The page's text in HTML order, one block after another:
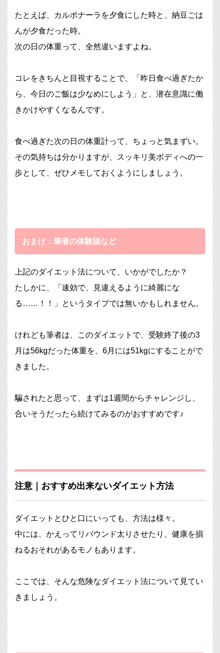
たとえば、カルボナーラを夕食にした時と、納豆ごは
んが夕食だった時。
次の日の体重って、全然違いますよね。
コレをきちんと目視することで、「昨日食べ過ぎたか
ら、今日のご飯は少なめにしよう」と、潜在意識に働
きかけやすくなるんです。
食べ過ぎた次の日の体重計って、ちょっと気まずい。
その気持ちは分かりますが、スッキリ美ボディへの一
歩として、ぜひメモしておくようにしましょう。
おまけ：筆者の体験談など
上記のダイエット法について、いかがでしたか？
たしかに、「速効で、見違えるように綺麗にな
る……！！」というタイプでは無いかもしれません。
けれども筆者は、このダイエットで、受験終了後の3
月は56kgだった体重を、6月には51kgにすることがで
きました。
騙されたと思って、まずは1週間からチャレンジし、
合いそうだったら続けてみるのがおすすめです♪
注意｜おすすめ出来ないダイエット方法
ダイエットとひと口にいっても、方法は様々。
中には、かえってリバウンド太りさせたり、健康を損
ねるおそれがあるモノもあります。
ここでは、そんな危険なダイエット法について見てい
きましょう。